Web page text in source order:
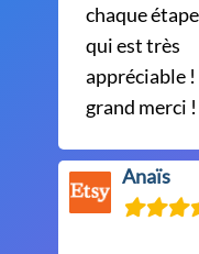
chaque
qui est très
appréciable !
grand merci !
Anaïs